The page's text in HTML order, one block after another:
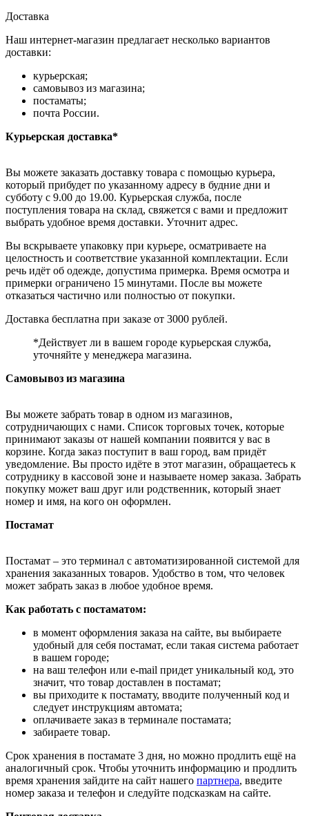
Доставка
Наш интернет-магазин предлагает несколько вариантов
доставки:
курьерская;
самовывоз из магазина;
постаматы;
почта России.
Курьерская доставка*
Вы можете заказать доставку товара с помощью курьера,
который прибудет по указанному адресу в будние дни и
субботу с 9.00 до 19.00. Курьерская служба, после
поступления товара на склад, свяжется с вами и предложит
выбрать удобное время доставки. Уточнит адрес.
Вы вскрываете упаковку при курьере, осматриваете на
целостность и соответствие указанной комплектации. Если
речь идёт об одежде, допустима примерка. Время осмотра и
примерки ограничено 15 минутами. После вы можете
отказаться частично или полностью от покупки.
Доставка бесплатна при заказе от 3000 рублей.
*Действует ли в вашем городе курьерская служба,
уточняйте у менеджера магазина.
Самовывоз из магазина
Вы можете забрать товар в одном из магазинов,
сотрудничающих с нами. Список торговых точек, которые
принимают заказы от нашей компании появится у вас в
корзине. Когда заказ поступит в ваш город, вам придёт
уведомление. Вы просто идёте в этот магазин, обращаетесь к
сотруднику в кассовой зоне и называете номер заказа. Забрать
покупку может ваш друг или родственник, который знает
номер и имя, на кого он оформлен.
Постамат
Постамат – это терминал с автоматизированной системой для
хранения заказанных товаров. Удобство в том, что человек
может забрать заказ в любое удобное время.
Как работать с постаматом:
в момент оформления заказа на сайте, вы выбираете
удобный для себя постамат, если такая система работает
в вашем городе;
на ваш телефон или e-mail придет уникальный код, это
значит, что товар доставлен в постамат;
вы приходите к постамату, вводите полученный код и
следует инструкциям автомата;
оплачиваете заказ в терминале постамата;
забираете товар.
Срок хранения в постамате 3 дня, но можно продлить ещё на
аналогичный срок. Чтобы уточнить информацию и продлить
время хранения зайдите на сайт нашего партнера, введите
номер заказа и телефон и следуйте подсказкам на сайте.